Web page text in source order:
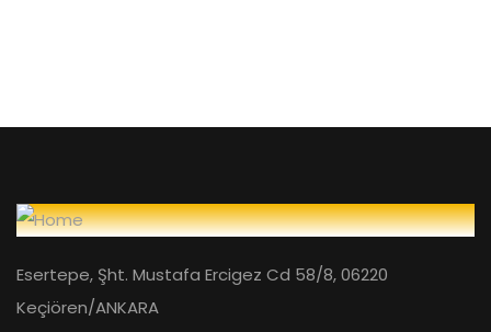
Esertepe, Şht. Mustafa Ercigez Cd 58/8, 06220
Keçiören/ANKARA